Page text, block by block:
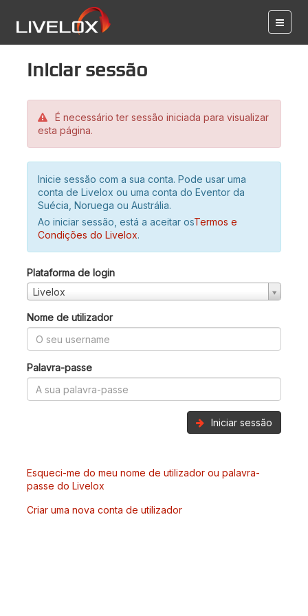
Iniciar sessão
É necessário ter sessão iniciada para visualizar
esta página.
Inicie sessão com a sua conta. Pode usar uma
conta de Livelox ou uma conta do Eventor da
Suécia, Noruega ou Austrália.
Ao iniciar sessão, está a aceitar osTermos e
Condições do Livelox.
Plataforma de login
Livelox
Nome de utilizador
Palavra-passe
Iniciar sessão
Esqueci-me do meu nome de utilizador ou palavra-
passe do Livelox
Criar uma nova conta de utilizador